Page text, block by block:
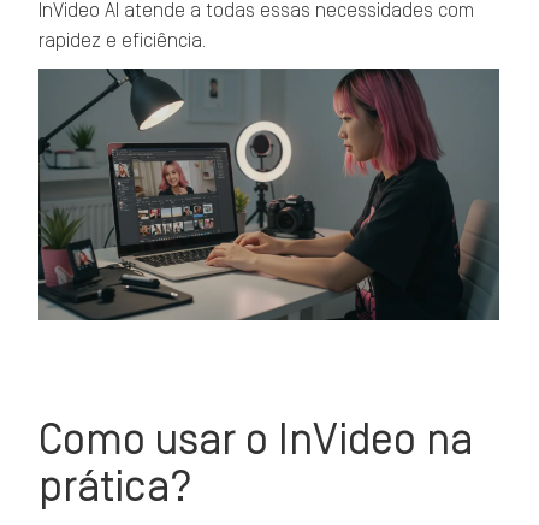
InVideo AI atende a todas essas necessidades com
rapidez e eficiência.
Como usar o InVideo na
prática?